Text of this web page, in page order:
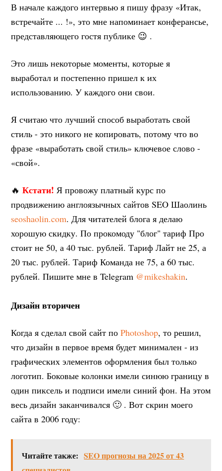
В начале каждого интервью я пишу фразу «Итак,
встречайте ... !», это мне напоминает конферансье,
представляющего гостя публике 😉 .
Это лишь некоторые моменты, которые я
выработал и постепенно пришел к их
использованию. У каждого они свои.
Я считаю что лучший способ выработать свой
стиль - это никого не копировать, потому что во
фразе «выработать свой стиль» ключевое слово -
«свой».
🔥Кстати! Я провожу платный курс по
продвижению англоязычных сайтов SEO Шаолинь
seoshaolin.com. Для читателей блога я делаю
хорошую скидку. По прокомоду "блог" тариф Про
стоит не 50, а 40 тыс. рублей. Тариф Лайт не 25, а
20 тыс. рублей. Тариф Команда не 75, а 60 тыс.
рублей. Пишите мне в Telegram @mikeshakin.
Дизайн вторичен
Когда я сделал свой сайт поPhotoshop, то решил,
что дизайн в первое время будет минимален - из
графических элементов оформления был только
логотип. Боковые колонки имели синюю границу в
один пиксель и подписи имели синий фон. На этом
весь дизайн заканчивался 🙂 . Вот скрин моего
сайта в 2006 году:
Читайте также: SEO прогнозы на 2025 от 43